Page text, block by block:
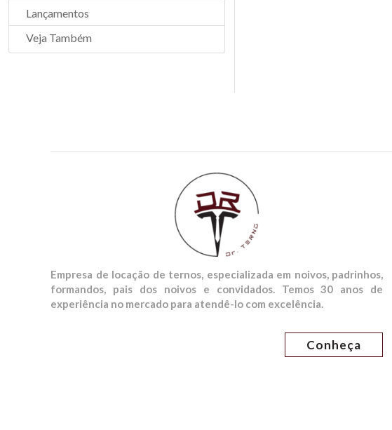
Lançamentos
Veja Também
Empresa de locação de ternos, especializada em noivos, padrinhos,
formandos, pais dos noivos e convidados. Temos 30 anos de
experiência no mercado para atendê-lo com excelência.
Conheça